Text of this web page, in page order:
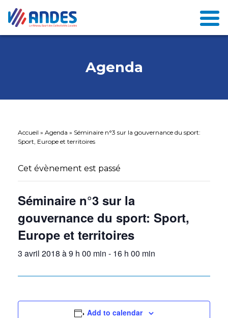
Agenda
Accueil » Agenda » Séminaire n°3 sur la gouvernance du sport:
Sport, Europe et territoires
Cet évènement est passé
Séminaire n°3 sur la
gouvernance du sport: Sport,
Europe et territoires
3 avril 2018 à 9 h 00 min - 16 h 00 min
Add to calendar